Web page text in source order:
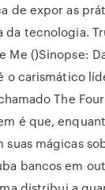
de expor as
da tecnologia.
Me ()Sinopse:
o carismático
The
é que,
suas mágicas
bancos em